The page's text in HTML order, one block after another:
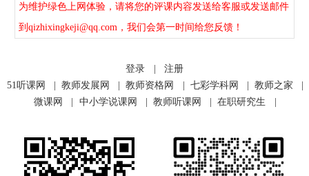
为维护绿色上网体验，请将您的评课内容发送给客服或发送邮件
到qizhixingkeji@qq.com，我们会第一时间给您反馈！
登录 |
注册
51听课网
| 教师发展网 | 教师资格网 | 七彩学科网 | 教师之家
|
微课网
| 中小学说课网 | 教师听课网 | 在职研究生 |